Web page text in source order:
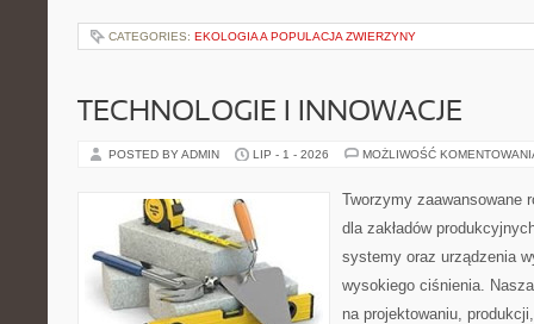
CATEGORIES: EKOLOGIA A POPULACJA ZWIERZYNY
TECHNOLOGIE I INNOWACJE
POSTED BY ADMIN LIP - 1 - 2026 MOŻLIWOŚĆ
Tworzymy zaawansowane
dla zakładów
systemy oraz urządzenia
wysokiego ciśnienia.
na projektowaniu,